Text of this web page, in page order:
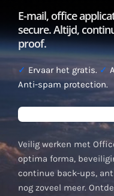
E-mail, office
secure. Altijd,
proof.
✓ Ervaar het gratis. ✓
Anti-spam protection.
Veilig werken met
optima forma,
continue back-ups,
nog zoveel meer.